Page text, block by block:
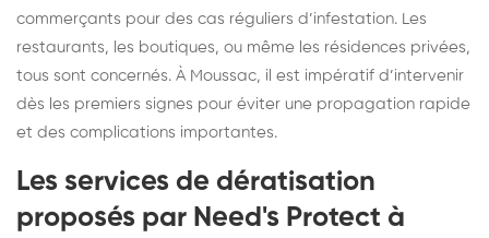
commerçants pour des cas réguliers d’infestation. Les
restaurants, les boutiques, ou même les résidences privées,
tous sont concernés. À Moussac, il est impératif d’intervenir
dès les premiers signes pour éviter une propagation rapide
et des complications importantes.
Les services de dératisation
proposés par Need's Protect à